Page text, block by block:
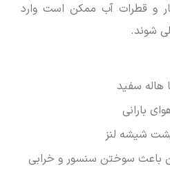
و قطرات آب ممکن است وارد
شوند.
هاله سفید
بارانی
شیشه لنز
باعث سوختن سنسور و خرابی